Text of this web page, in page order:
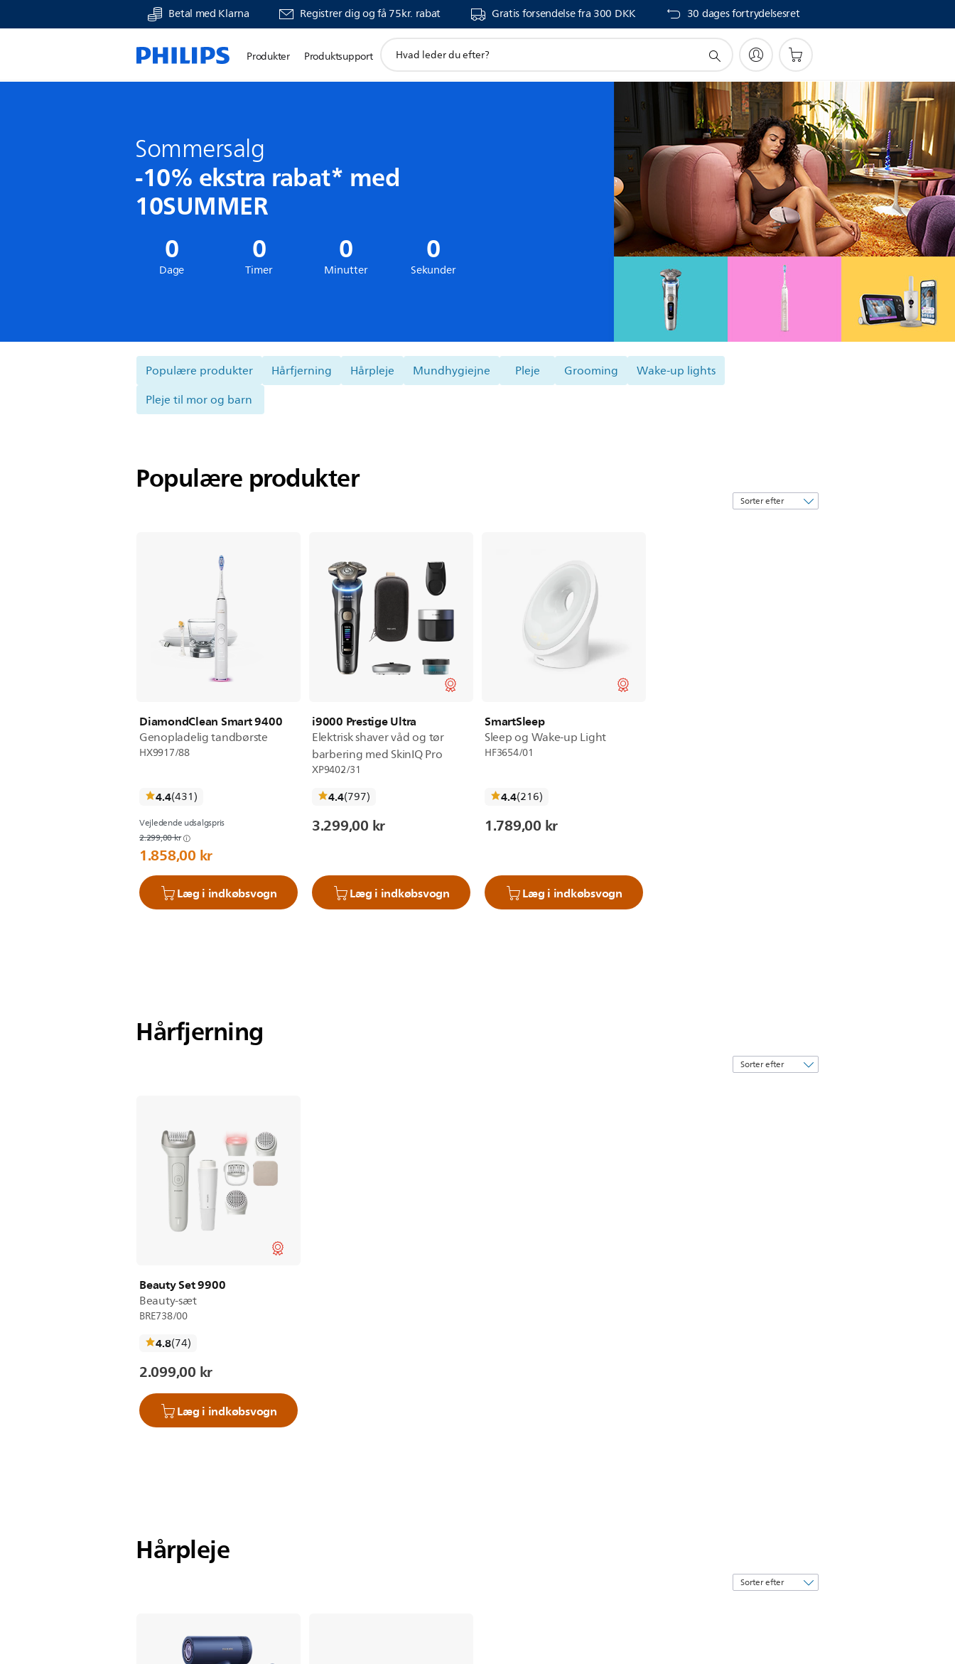
Betal med Klarna Registrer dig og få 75kr. rabat Gratis forsendelse fra 300 DKK 30 dages fortrydelsesret
Produkter Produktsupport
search
Sommersalg
-10% ekstra rabat* med
10SUMMER
0
Dage
0
Timer
0
Minutter
0
Sekunder
Populære produkter Hårfjerning Hårpleje Mundhygiejne Pleje Grooming
Wake-up lights
Pleje til mor og barn
Populære produkter
DiamondClean Smart 9400
Genopladelig tandbørste
HX9917/88
4.4(431anmeldelser
)
Vejledende udsalgspris
2.299,00 kr
1.858,00 kr
Læg i indkøbsvogn
i9000 Prestige Ultra
Elektrisk shaver våd og tør
barbering med SkinIQ Pro
XP9402/31
4.4(797anmeldelser
)
3.299,00 kr
Læg i indkøbsvogn
SmartSleep
Sleep og Wake-up Light
HF3654/01
4.4(216anmeldelser
)
1.789,00 kr
Læg i indkøbsvogn
Hårfjerning
Beauty Set 9900
Beauty-sæt
BRE738/00
4.8(74anmeldelser
)
2.099,00 kr
Læg i indkøbsvogn
Hårpleje